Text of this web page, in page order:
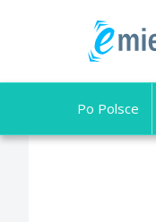
Po Polsce